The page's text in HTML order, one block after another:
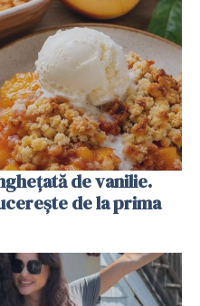
de vanilie.
de la prima